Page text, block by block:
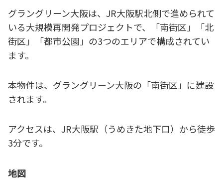
グラングリーン大阪は、JR大阪駅北側で進められて
いる大規模再開発プロジェクトで、「南街区」「北
街区」「都市公園」の3つのエリアで構成されてい
ます。
本物件は、グラングリーン大阪の「南街区」に建設
されます。
アクセスは、JR大阪駅（うめきた地下口）から徒歩
3分です。
地図